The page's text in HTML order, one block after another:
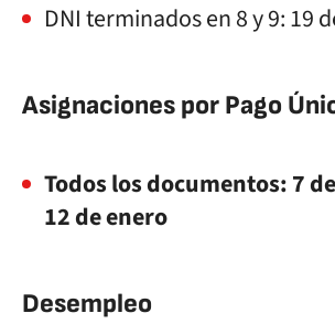
DNI terminados en 8 y 9: 19
Asignaciones por Pago
Todos los documentos: 7
12 de enero
Desempleo